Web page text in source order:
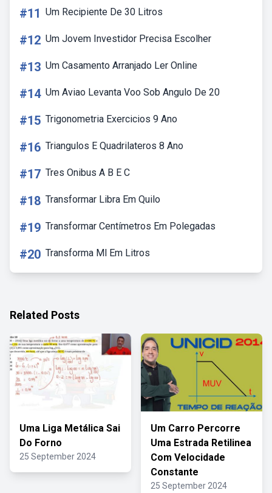
#11 Um Recipiente De 30 Litros
#12 Um Jovem Investidor Precisa Escolher
#13 Um Casamento Arranjado Ler Online
#14 Um Aviao Levanta Voo Sob Angulo De 20
#15 Trigonometria Exercicios 9 Ano
#16 Triangulos E Quadrilateros 8 Ano
#17 Tres Onibus A B E C
#18 Transformar Libra Em Quilo
#19 Transformar Centímetros Em Polegadas
#20 Transforma Ml Em Litros
Related Posts
Uma Liga Metálica Sai
Do Forno
25 September 2024
Um Carro Percorre
Uma Estrada Retilinea
Com Velocidade
Constante
25 September 2024